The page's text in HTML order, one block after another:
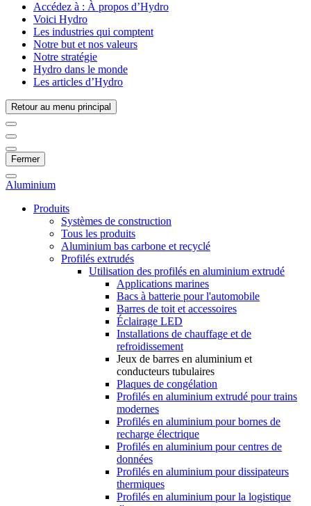
Accédez à : À propos d’Hydro
Voici Hydro
Les industries qui comptent
Notre but et nos valeurs
Notre stratégie
Hydro dans le monde
Les articles d’Hydro
Retour au menu principal
Fermer
Aluminium
Produits
Systèmes de construction
Tous les produits
Aluminium bas carbone et recyclé
Profilés extrudés
Utilisation des profilés en aluminium extrudé
Applications marines
Bacs à batterie pour l'automobile
Barres de toit et accessoires
Éclairage LED
Installations de chauffage et de
refroidissement
Jeux de barres en aluminium et
conducteurs tubulaires
Plaques de congélation
Profilés en aluminium extrudé pour trains
modernes
Profilés en aluminium pour bornes de
recharge électrique
Profilés en aluminium pour centres de
données
Profilés en aluminium pour dissipateurs
thermiques
Profilés en aluminium pour la logistique